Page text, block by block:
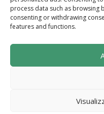
process data such as browsing
consenting or withdrawing
features and functions.
Sito realizzato con i
Locale I Sentieri
Programma di
2014-2020.
6.2.1. Aiuto